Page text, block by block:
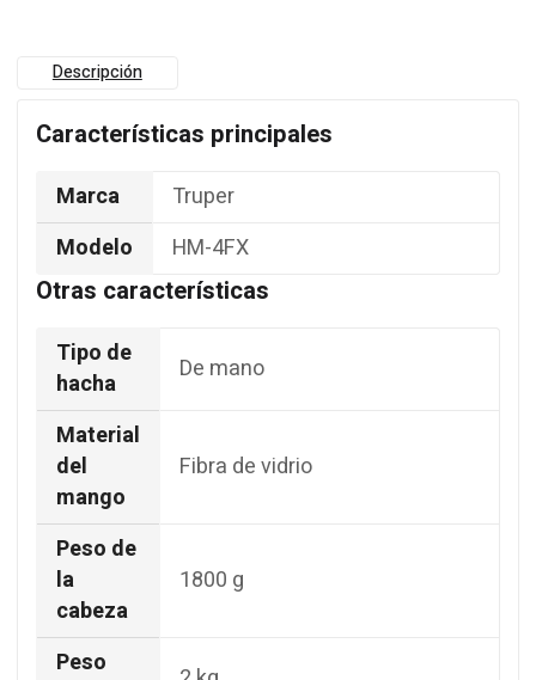
Descripción
Características principales
Marca
Truper
Modelo
HM-4FX
Otras características
Tipo de
hacha
De mano
Material
del
mango
Fibra de vidrio
Peso de
la
cabeza
1800 g
Peso